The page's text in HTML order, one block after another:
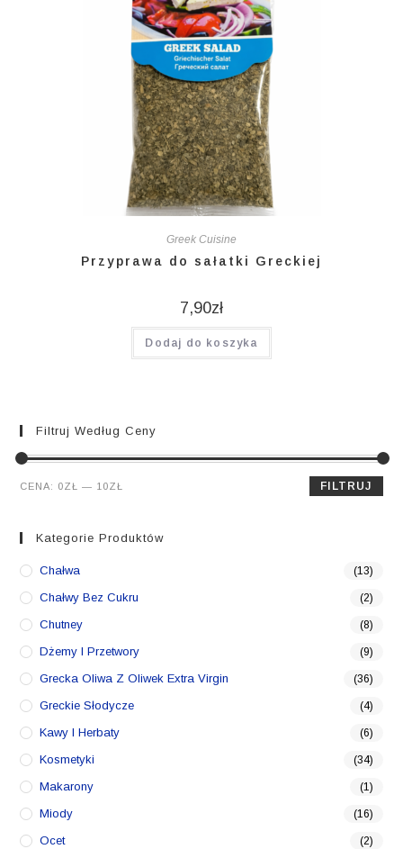
Greek Cuisine
Przyprawa do sałatki Greckiej
7,90zł
Dodaj do koszyka
Filtruj Według Ceny
Cena
Cena
FILTRUJ
CENA: 0ZŁ — 10ZŁ
Kategorie Produktów
Chałwa (13)
Chałwy Bez Cukru (2)
Chutney (8)
Dżemy I Przetwory (9)
Grecka Oliwa Z Oliwek Extra Virgin (36)
Greckie Słodycze (4)
Kawy I Herbaty (6)
Kosmetyki (34)
Makarony (1)
Miody (16)
Ocet (2)